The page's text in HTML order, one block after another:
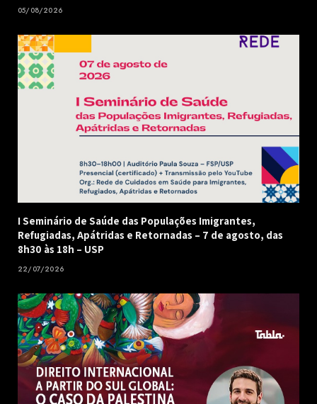
05/08/2026
I Seminário de Saúde das Populações Imigrantes,
Refugiadas, Apátridas e Retornadas – 7 de agosto, das
8h30 às 18h – USP
22/07/2026